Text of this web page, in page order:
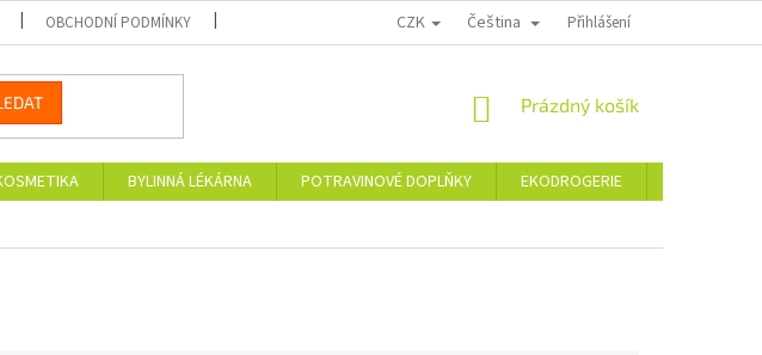
OBCHODNÍ PODMÍNKY PODMÍNKY OCHRANY OSOBNÍCH ÚDAJŮ MOJE OBJEDNÁVKA
CZK Čeština Přihlášení
NÁKUPNÍ
Prázdný košík
BYLINNÁ LÉKÁRNA POTRAVINOVÉ DOPLŇKY EKODROGERIE